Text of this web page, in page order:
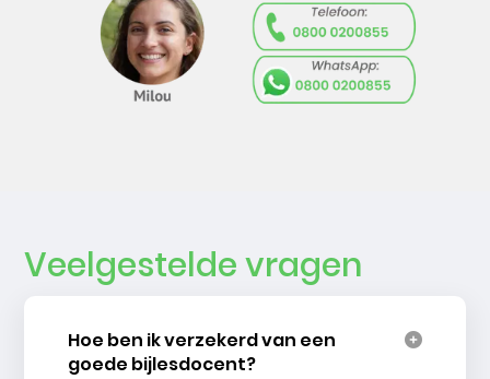
Veelgestelde vragen
Hoe ben ik verzekerd van een
goede bijlesdocent?